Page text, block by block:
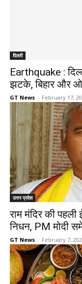
दिल्ली
Earthquake :
झटके, बिहार और
GT News - February 17,
उत्तर प्रदेश
राम मंदिर की
निधन, PM मोदी
GT News - February 7,